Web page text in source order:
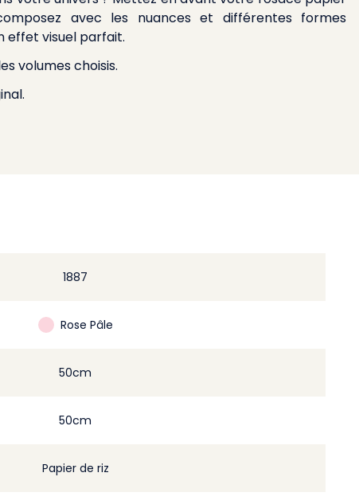
avec les nuances et différentes formes
effet visuel parfait.
volumes choisis.
1887
Rose Pâle
50cm
50cm
Papier de riz